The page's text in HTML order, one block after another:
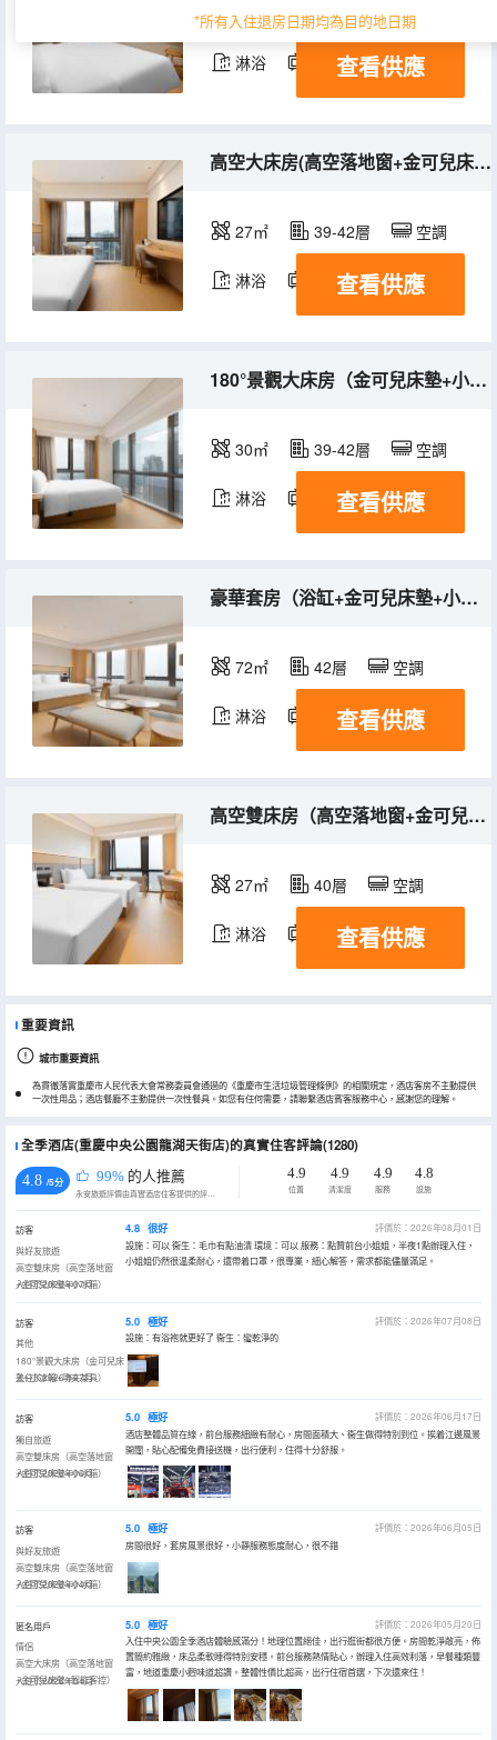
*所有入住退房日期均為目的地日期
28㎡ 39-42層
淋浴 電視機 冰箱
查看供應
高空大床房(高空落地窗+金可兒床墊+智能客控）
27㎡ 39-42層 空調
淋浴 電視機 冰箱
查看供應
180°景觀大床房（金可兒床墊+小冰箱+功夫茶具）
30㎡ 39-42層 空調
淋浴 電視機 冰箱
查看供應
豪華套房（浴缸+金可兒床墊+小冰箱+智能客控）
72㎡ 42層 空調
淋浴 電視機 冰箱
查看供應
高空雙床房（高空落地窗+金可兒床墊+小冰箱）
27㎡ 40層 空調
淋浴 電視機 冰箱
查看供應
重要資訊
城市重要資訊
為貫徹落實重慶市人民代表大會常務委員會通過的《重慶市生活垃圾管理條例》的相關規定，酒店客房不主動提供
一次性用品；酒店餐廳不主動提供一次性餐具。如您有任何需要，請聯繫酒店賓客服務中心，感謝您的理解。
全季酒店(重慶中央公園龍湖天街店)的真實住客評論(1280)
4.8 /5分 99% 的人推薦
永安旅遊評價由真實酒店住客提供的評價。
4.9
位置
4.9
清潔度
4.9
服務
4.8
設施
訪客
與好友旅遊
高空雙床房（高空落地窗
+金可兒床墊+小冰箱）
入住於2026年07月
4.8 很好
評價於：2026年08月01日
設施：可以 衞生：毛巾有點油漬 環境：可以 服務：點贊前台小姐姐，半夜1點辦理入住，
小姐姐仍然很温柔耐心，還帶着口罩，很專業，細心解答，需求都能儘量滿足。
訪客
其他
180°景觀大床房（金可兒床
墊+小冰箱+功夫茶具）
入住於2026年07月
5.0 極好
評價於：2026年07月08日
設施：有浴袍就更好了 衞生：蠻乾淨的
訪客
獨自旅遊
高空雙床房（高空落地窗
+金可兒床墊+小冰箱）
入住於2026年06月
5.0 極好
評價於：2026年06月17日
酒店整體品質在線，前台服務細緻有耐心，房間面積大、衞生做得特別到位。挨着江邊風景
開闊，貼心配備免費接送機，出行便利，住得十分舒服。
訪客
與好友旅遊
高空雙床房（高空落地窗
+金可兒床墊+小冰箱）
入住於2026年04月
5.0 極好
評價於：2026年06月05日
房間很好，套房風景很好，小靜服務態度耐心，很不錯
匿名用戶
情侶
高空大床房（高空落地窗
+金可兒床墊+智能客控）
入住於2026年04月
5.0 極好
評價於：2026年05月20日
入住中央公園全季酒店體驗感滿分！地理位置絕佳，出行逛街都很方便。房間乾淨敞亮，佈
置簡約雅緻，床品柔軟睡得特別安穩。前台服務熱情貼心，辦理入住高效利落，早餐種類豐
富，地道重慶小麪味道超讚。整體性價比超高，出行住宿首選，下次還來住！